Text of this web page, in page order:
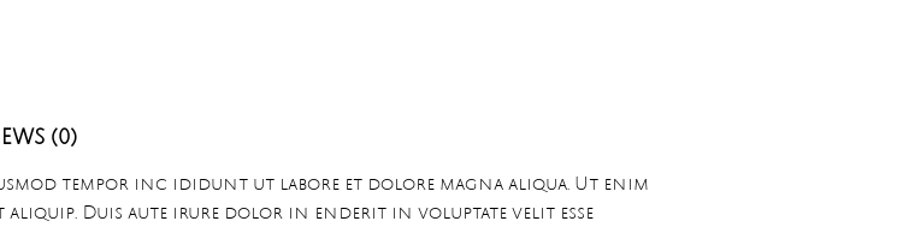
(0)
tempor inc ididunt ut labore et dolore magna aliqua. Ut enim
Duis aute irure dolor in enderit in voluptate velit esse